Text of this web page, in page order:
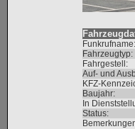
Funkrufname:
Fahrzeugtyp:
Fahrgestell:
Auf- und
KFZ-
Baujahr:
In
Status: